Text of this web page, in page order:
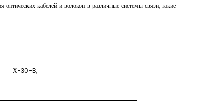
оптических кабелей и волокон вразличные системы связи, такие
Х-30-B,